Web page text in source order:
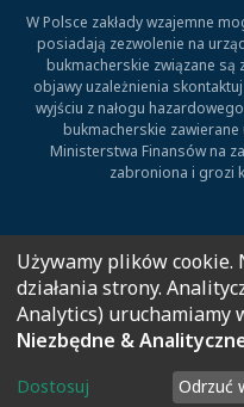
W Polsce zakłady wzajemne
posiadają zezwolenie na
bukmacherskie związane są
objawy uzależnienia
wyjściu z nałogu
bukmacherskie
Ministerstwa Finansów na
zabroniona i grozi
© 2026 -
Używamy plików cookie.
działania strony.
Analytics) uruchamiamy
Niezbędne &
Dostosuj Odrzuć